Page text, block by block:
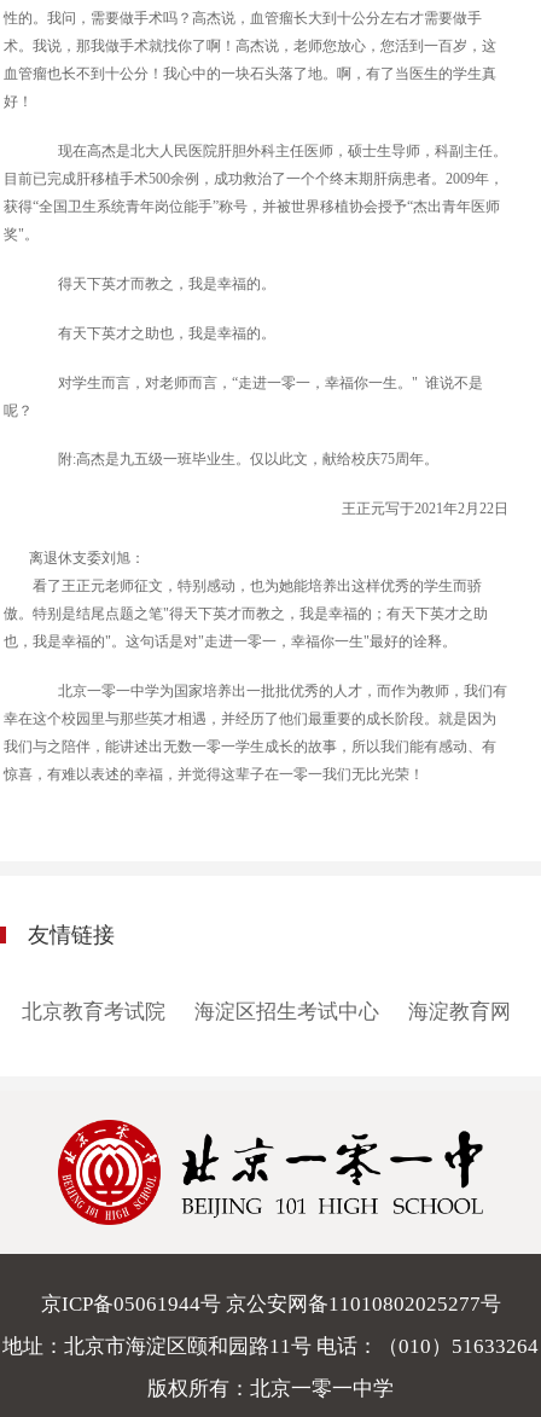
性的。我问，需要做手术吗？高杰说，血管瘤长大到十公分左右才需要做手
术。我说，那我做手术就找你了啊！高杰说，老师您放心，您活到一百岁，这
血管瘤也长不到十公分！我心中的一块石头落了地。啊，有了当医生的学生真
好！
现在高杰是北大人民医院肝胆外科主任医师，硕士生导师，科副主任。
目前已完成肝移植手术500余例，成功救治了一个个终末期肝病患者。2009年，
获得“全国卫生系统青年岗位能手”称号，并被世界移植协会授予“杰出青年医师
奖"。
得天下英才而教之，我是幸福的。
有天下英才之助也，我是幸福的。
对学生而言，对老师而言，“走进一零一，幸福你一生。" 谁说不是
呢？
附:高杰是九五级一班毕业生。仅以此文，献给校庆75周年。
王正元写于2021年2月22日
离退休支委刘旭：
看了王正元老师征文，特别感动，也为她能培养出这样优秀的学生而骄
傲。特别是结尾点题之笔"得天下英才而教之，我是幸福的；有天下英才之助
也，我是幸福的"。这句话是对"走进一零一，幸福你一生"最好的诠释。
北京一零一中学为国家培养出一批批优秀的人才，而作为教师，我们有
幸在这个校园里与那些英才相遇，并经历了他们最重要的成长阶段。就是因为
我们与之陪伴，能讲述出无数一零一学生成长的故事，所以我们能有感动、有
惊喜，有难以表述的幸福，并觉得这辈子在一零一我们无比光荣！
友情链接
北京教育考试院 海淀区招生考试中心 海淀教育网
京ICP备05061944号 京公安网备11010802025277号
地址：北京市海淀区颐和园路11号 电话：
（010）51633264
版权所有：北京一零一中学